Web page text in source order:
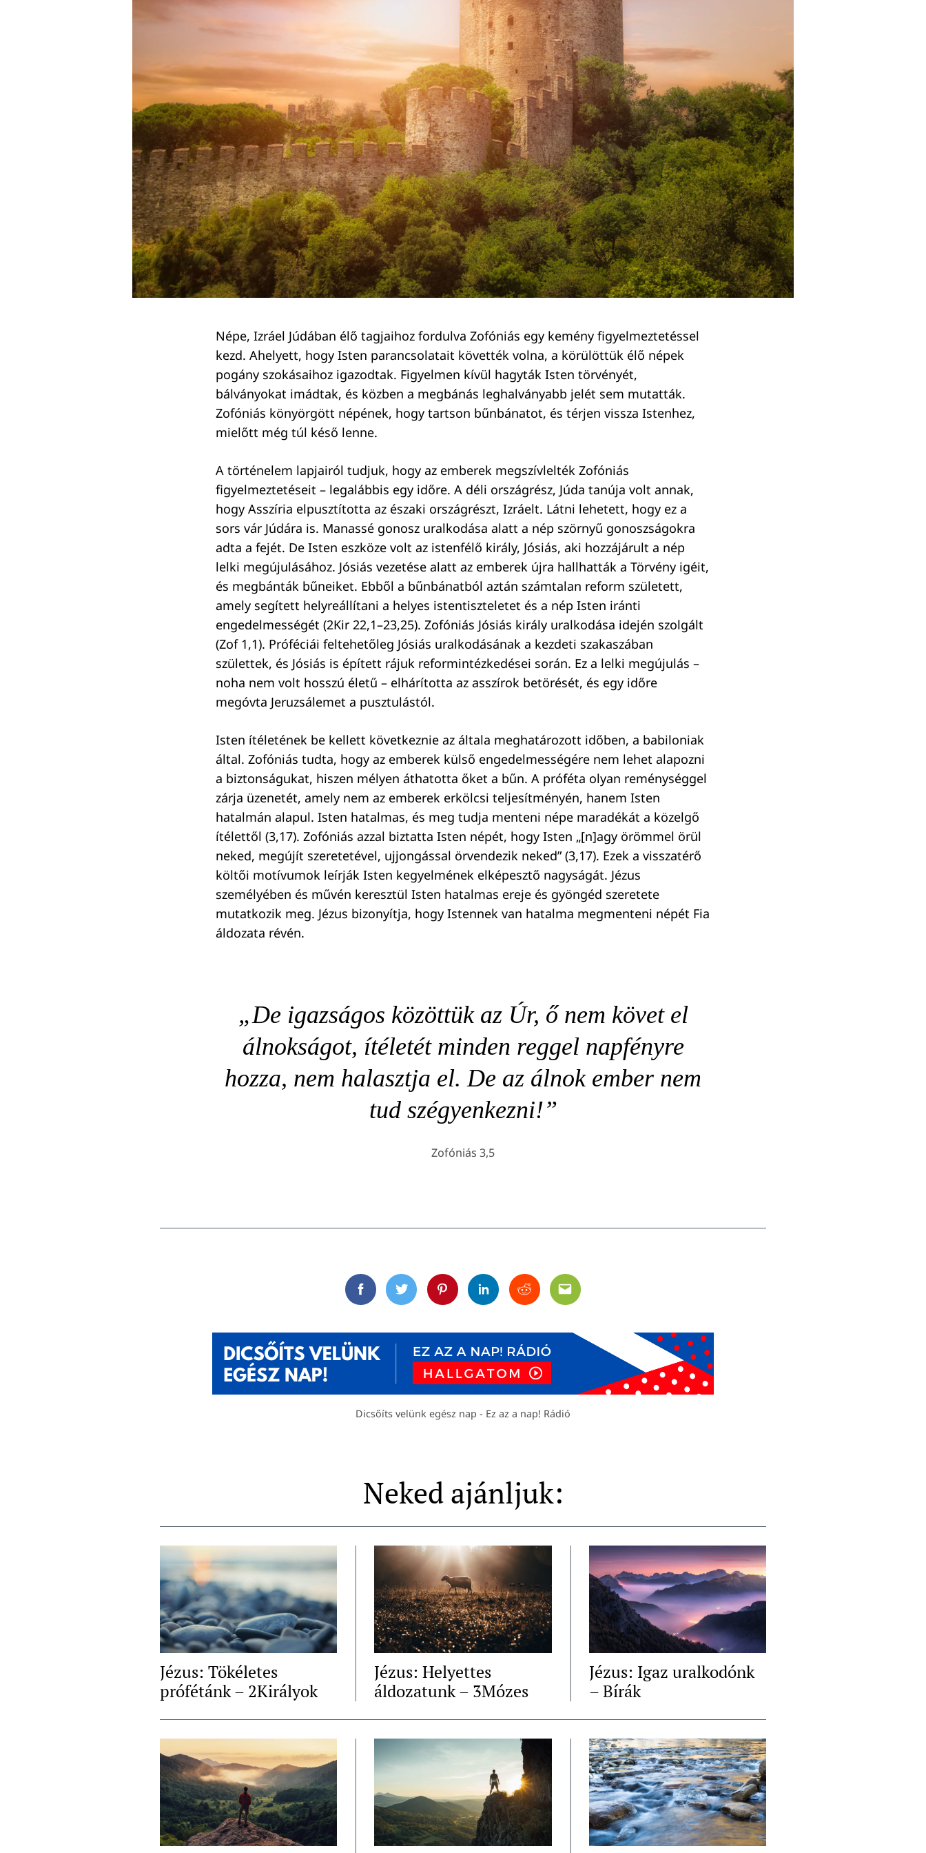
Népe, Izráel Júdában élő tagjaihoz fordulva Zofóniás egy kemény figyelmeztetéssel
kezd. Ahelyett, hogy Isten parancsolatait követték volna, a körülöttük élő népek
pogány szokásaihoz igazodtak. Figyelmen kívül hagyták Isten törvényét,
bálványokat imádtak, és közben a megbánás leghalványabb jelét sem mutatták.
Zofóniás könyörgött népének, hogy tartson bűnbánatot, és térjen vissza Istenhez,
mielőtt még túl késő lenne.
A történelem lapjairól tudjuk, hogy az emberek megszívlelték Zofóniás
figyelmeztetéseit – legalábbis egy időre. A déli országrész, Júda tanúja volt annak,
hogy Asszíria elpusztította az északi országrészt, Izráelt. Látni lehetett, hogy ez a
sors vár Júdára is. Manassé gonosz uralkodása alatt a nép szörnyű gonoszságokra
adta a fejét. De Isten eszköze volt az istenfélő király, Jósiás, aki hozzájárult a nép
lelki megújulásához. Jósiás vezetése alatt az emberek újra hallhatták a Törvény igéit,
és megbánták bűneiket. Ebből a bűnbánatból aztán számtalan reform született,
amely segített helyreállítani a helyes istentiszteletet és a nép Isten iránti
engedelmességét (2Kir 22,1–23,25). Zofóniás Jósiás király uralkodása idején szolgált
(Zof 1,1). Próféciái feltehetőleg Jósiás uralkodásának a kezdeti szakaszában
születtek, és Jósiás is épített rájuk reformintézkedései során. Ez a lelki megújulás –
noha nem volt hosszú életű – elhárította az asszírok betörését, és egy időre
megóvta Jeruzsálemet a pusztulástól.
Isten ítéletének be kellett következnie az általa meghatározott időben, a babiloniak
által. Zofóniás tudta, hogy az emberek külső engedelmességére nem lehet alapozni
a biztonságukat, hiszen mélyen áthatotta őket a bűn. A próféta olyan reménységgel
zárja üzenetét, amely nem az emberek erkölcsi teljesítményén, hanem Isten
hatalmán alapul. Isten hatalmas, és meg tudja menteni népe maradékát a közelgő
ítélettől (3,17). Zofóniás azzal biztatta Isten népét, hogy Isten „[n]agy örömmel örül
neked, megújít szeretetével, ujjongással örvendezik neked” (3,17). Ezek a visszatérő
költői motívumok leírják Isten kegyelmének elképesztő nagyságát. Jézus
személyében és művén keresztül Isten hatalmas ereje és gyöngéd szeretete
mutatkozik meg. Jézus bizonyítja, hogy Istennek van hatalma megmenteni népét Fia
áldozata révén.
„De igazságos közöttük az Úr, ő nem követ el
álnokságot, ítéletét minden reggel napfényre
hozza, nem halasztja el. De az álnok ember nem
tud szégyenkezni!”
Zofóniás 3,5
FacebookTwitterPinterestLinkedinRedditEmail
Dicsőíts velünk egész nap - Ez az a nap! Rádió
Neked ajánljuk:
Jézus: Tökéletes
prófétánk – 2Királyok
Jézus: Helyettes
áldozatunk – 3Mózes
Jézus: Igaz uralkodónk
– Bírák